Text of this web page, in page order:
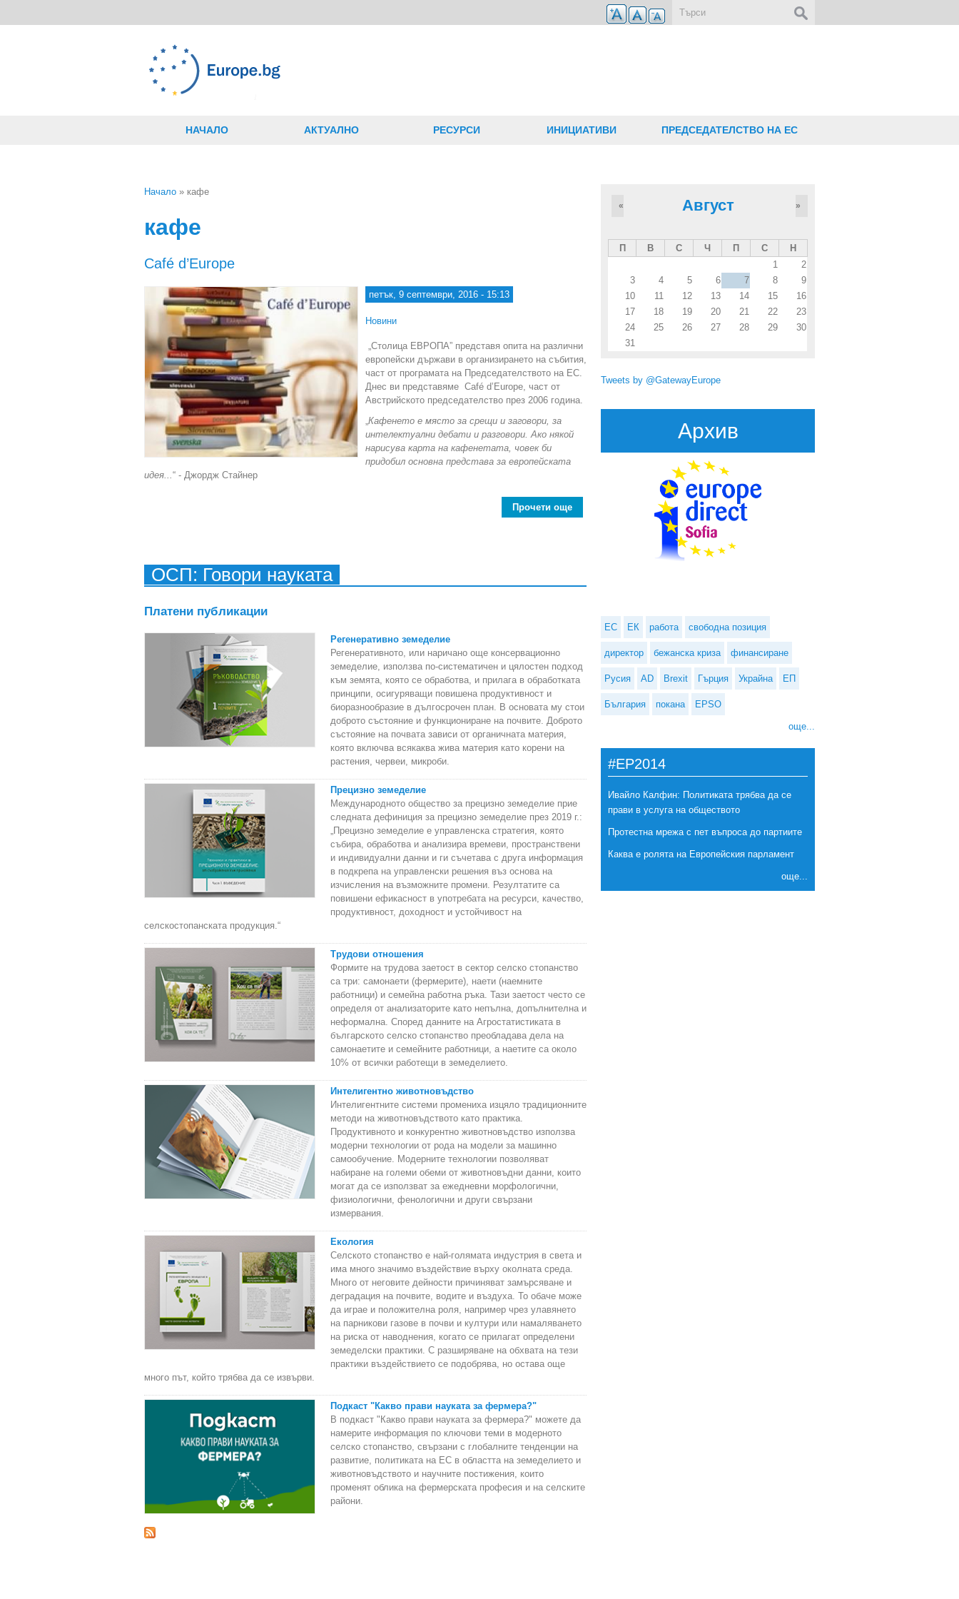
НАЧАЛО АКТУАЛНО РЕСУРСИ ИНИЦИАТИВИ ПРЕДСЕДАТЕЛСТВО НА ЕС
Начало » кафе
кафе
Café d’Europe
петък, 9 септември, 2016 - 15:13
Новини
„Столица ЕВРОПА” представя опита на различни
европейски държави в организирането на събития,
част от програмата на Председателството на ЕС.
Днес ви представяме Café d’Europe, част от
Австрийското председателство през 2006 година.
„Кафенето е място за срещи и заговори, за
интелектуални дебати и разговори. Ако някой
нарисува карта на кафенетата, човек би
придобил основна представа за европейската
идея...“ - Джордж Стайнер
Прочети още about Café d’Europe
ОСП: Говори науката
Платени публикации
Регенеративно земеделие
Регенеративното, или наричано още консервационно
земеделие, използва по-систематичен и цялостен подход
към земята, която се обработва, и прилага в обработката
принципи, осигуряващи повишена продуктивност и
биоразнообразие в дългосрочен план. В основата му стои
доброто състояние и функциониране на почвите. Доброто
състояние на почвата зависи от органичната материя,
която включва всякаква жива материя като корени на
растения, червеи, микроби.
Прецизно земеделие
Международното общество за прецизно земеделие прие
следната дефиниция за прецизно земеделие през 2019 г.:
„Прецизно земеделие е управленска стратегия, която
събира, обработва и анализира времеви, пространствени
и индивидуални данни и ги съчетава с друга информация
в подкрепа на управленски решения въз основа на
изчисления на възможните промени. Резултатите са
повишени ефикасност в употребата на ресурси, качество,
продуктивност, доходност и устойчивост на
селскостопанската продукция.“
Трудови отношения
Формите на трудова заетост в сектор селско стопанство
са три: самонаети (фермерите), наети (наемните
работници) и семейна работна ръка. Тази заетост често се
определя от анализаторите като непълна, допълнителна и
неформална. Според данните на Агростатистиката в
българското селско стопанство преобладава дела на
самонаетите и семейните работници, а наетите са около
10% от всички работещи в земеделието.
Интелигентно животновъдство
Интелигентните системи промениха изцяло традиционните
методи на животновъдството като практика.
Продуктивното и конкурентно животновъдство използва
модерни технологии от рода на модели за машинно
самообучение. Модерните технологии позволяват
набиране на големи обеми от животновъдни данни, които
могат да се използват за ежедневни морфологични,
физиологични, фенологични и други свързани
измервания.
Екология
Селското стопанство е най-голямата индустрия в света и
има много значимо въздействие върху околната среда.
Много от неговите дейности причиняват замърсяване и
деградация на почвите, водите и въздуха. То обаче може
да играе и положителна роля, например чрез улавянето
на парникови газове в почви и култури или намаляването
на риска от наводнения, когато се прилагат определени
земеделски практики. С разширяване на обхвата на тези
практики въздействието се подобрява, но остава още
много път, който трябва да се извърви.
Подкаст "Какво прави науката за фермера?"
В подкаст "Какво прави науката за фермера?" можете да
намерите информация по ключови теми в модерното
селско стопанство, свързани с глобалните тенденции на
развитие, политиката на ЕС в областта на земеделието и
животновъдството и научните постижения, които
променят облика на фермерската професия и на селските
райони.
Август
« »
П В С Ч П С
Н
1
2
3
4 5 6 7 8
9
10
11 12 13 14 15
16
17
18 19 20 21 22
23
24
25 26 27 28 29
30
31
Tweets by @GatewayEurope
Архив
ЕС ЕК работа свободна позиция
директор бежанска криза финансиране
Русия AD Brexit Гърция Украйна ЕП
България покана EPSO
още...
#EP2014
Ивайло Калфин: Политиката трябва да се
прави в услуга на обществото
Протестна мрежа с пет въпроса до партиите
Каква е ролята на Европейския парламент
още...